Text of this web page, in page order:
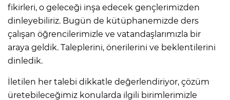
fikirleri, o geleceği inşa edecek gençlerimizden
dinleyebiliriz. Bugün de kütüphanemizde ders
çalışan öğrencilerimizle ve vatandaşlarımızla bir
araya geldik. Taleplerini, önerilerini ve beklentilerini
dinledik.
İletilen her talebi dikkatle değerlendiriyor, çözüm
üretebileceğimiz konularda ilgili birimlerimizle